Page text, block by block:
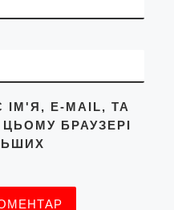
E-MAIL, ТА
БРАУЗЕРІ